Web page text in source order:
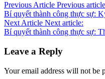
Previous Article Previous
Bí quyết thành công thực sự:
Next Article Next article:
Bí quyết thành công thực sự:
Leave a Reply
Your email address will not be